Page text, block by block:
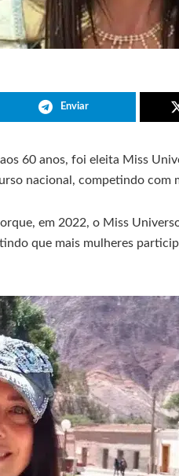
Enviar
60 anos, foi eleita Miss
nacional, competindo com
em 2022, o Miss
que mais mulheres